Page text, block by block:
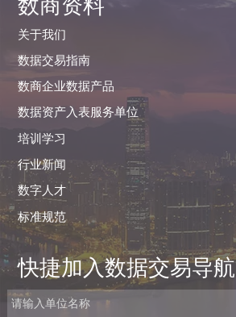
数商资料
关于我们
数据交易指南
数商企业数据产品
数据资产入表服务单位
培训学习
行业新闻
数字人才
标准规范
快捷加入数据交易导航